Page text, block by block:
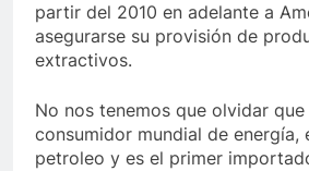
partir del 2010 en adelante a
asegurarse su provisión de
extractivos.
No nos tenemos que olvidar
consumidor mundial de energía,
petroleo y es el primer